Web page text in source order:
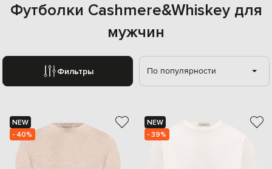
Футболки Cashmere&Whiskey для
мужчин
Фильтры По популярности
NEW
- 40%
NEW
- 39%